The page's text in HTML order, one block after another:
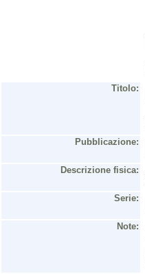
Titolo:
Pubblicazione:
Descrizione fisica:
Serie:
Note: